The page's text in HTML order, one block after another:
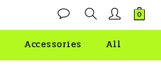
Accessories All